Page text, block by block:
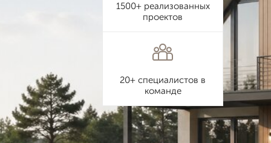
1500+ реализованных
проектов
20+ специалистов в
команде